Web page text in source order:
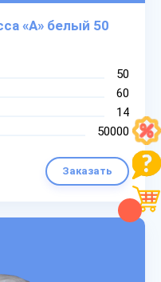
«А» белый 50
50
60
14
50000
Заказать